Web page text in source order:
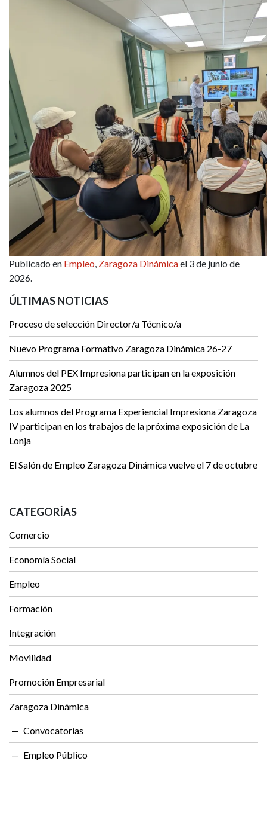
Publicado en Empleo, Zaragoza Dinámicael 3 de junio de
2026.
ÚLTIMAS NOTICIAS
Proceso de selección Director/a Técnico/a
Nuevo Programa Formativo Zaragoza Dinámica 26-27
Alumnos del PEX Impresiona participan en la exposición
Zaragoza 2025
Los alumnos del Programa Experiencial Impresiona Zaragoza
IV participan en los trabajos de la próxima exposición de La
Lonja
El Salón de Empleo Zaragoza Dinámica vuelve el 7 de octubre
CATEGORÍAS
Comercio
Economía Social
Empleo
Formación
Integración
Movilidad
Promoción Empresarial
Zaragoza Dinámica
Convocatorias
Empleo Público